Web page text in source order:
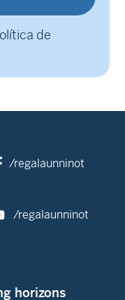
de
/regalaunninot
/regalaunninot
horizons